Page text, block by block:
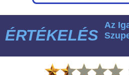
ÉRTÉKELÉS
Az